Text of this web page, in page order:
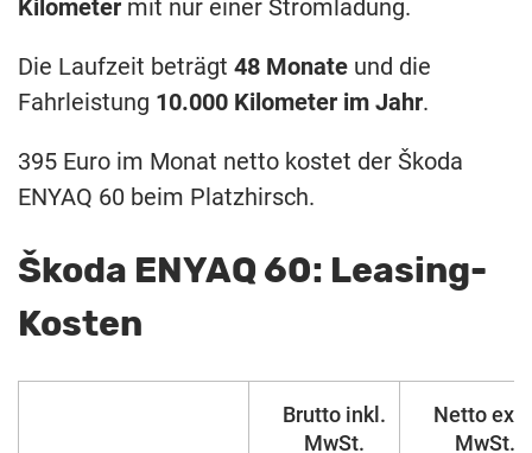
Kilometer mit nur einer Stromladung.
Die Laufzeit beträgt 48 Monate und die
Fahrleistung 10.000 Kilometer im Jahr.
395 Euro im Monat netto kostet der Škoda
ENYAQ 60 beim Platzhirsch.
Škoda ENYAQ 60: Leasing-
Kosten
Brutto inkl.
MwSt.
Netto
MwSt.